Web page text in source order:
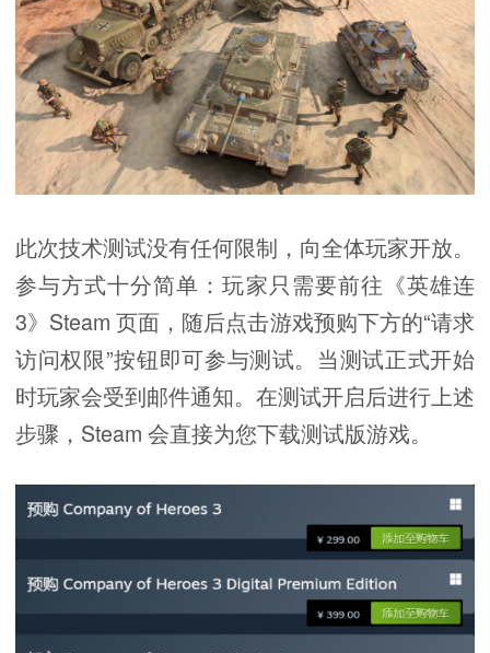
此次技术测试没有任何限制，向全体玩家开放。
参与方式十分简单：玩家只需要前往《英雄连
3》Steam 页面，随后点击游戏预购下方的“请求
访问权限”按钮即可参与测试。当测试正式开始
时玩家会受到邮件通知。在测试开启后进行上述
步骤，Steam 会直接为您下载测试版游戏。